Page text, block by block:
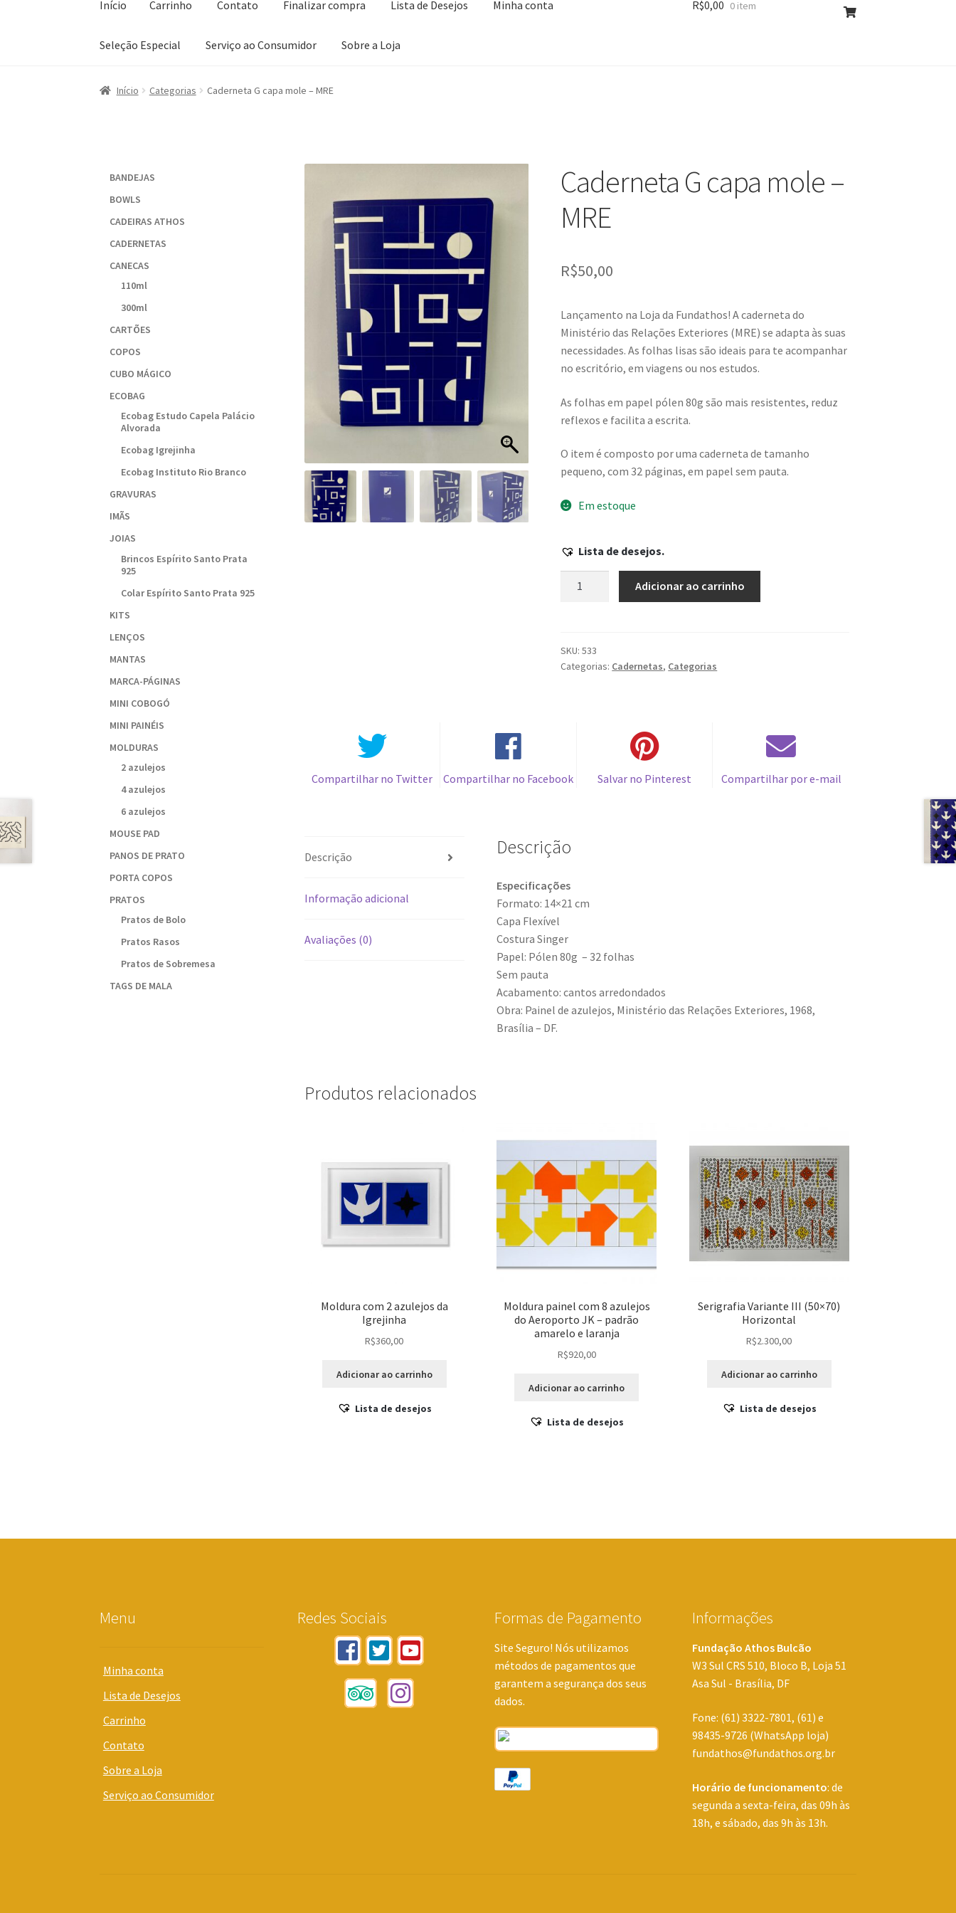
Início Carrinho Contato Finalizar compra Lista de Desejos Minha conta
Seleção Especial Serviço ao Consumidor Sobre a Loja
R$0,00 0 item
Início Categorias Caderneta G capa mole – MRE
Caderneta G capa mole –
MRE
R$50,00
Lançamento na Loja da Fundathos! A caderneta do
Ministério das Relações Exteriores (MRE) se adapta às suas
necessidades. As folhas lisas são ideais para te acompanhar
no escritório, em viagens ou nos estudos.
As folhas em papel pólen 80g são mais resistentes, reduz
reflexos e facilita a escrita.
O item é composto por uma caderneta de tamanho
pequeno, com 32 páginas, em papel sem pauta.
Em estoque
Lista de desejos.
-
MRE
Adicionar ao carrinho
SKU:533
Categorias: Cadernetas, Categorias
Compartilhar no Twitter Compartilhar no Facebook Salvar no Pinterest Compartilhar por e-mail
Descrição
Informação adicional
Avaliações (0)
Descrição
Especificações
Formato: 14×21 cm
Capa Flexível
Costura Singer
Papel: Pólen 80g – 32 folhas
Sem pauta
Acabamento: cantos arredondados
Obra: Painel de azulejos, Ministério das Relações Exteriores, 1968,
Brasília – DF.
Produtos relacionados
Moldura com 2 azulejos da
Igrejinha
R$360,00
Adicionar ao carrinho
Lista de desejos
Moldura painel com 8 azulejos
do Aeroporto JK – padrão
amarelo e laranja
R$920,00
Adicionar ao carrinho
Lista de desejos
Serigrafia Variante III (50×70)
Horizontal
R$2.300,00
Adicionar ao carrinho
Lista de desejos
BANDEJAS
BOWLS
CADEIRAS ATHOS
CADERNETAS
CANECAS
110ml
300ml
CARTÕES
COPOS
CUBO MÁGICO
ECOBAG
Ecobag Estudo Capela Palácio
Alvorada
Ecobag Igrejinha
Ecobag Instituto Rio Branco
GRAVURAS
IMÃS
JOIAS
Brincos Espírito Santo Prata
925
Colar Espírito Santo Prata 925
KITS
LENÇOS
MANTAS
MARCA-PÁGINAS
MINI COBOGÓ
MINI PAINÉIS
MOLDURAS
2 azulejos
4 azulejos
6 azulejos
MOUSE PAD
PANOS DE PRATO
PORTA COPOS
PRATOS
Pratos de Bolo
Pratos Rasos
Pratos de Sobremesa
TAGS DE MALA
Menu
Minha conta
Lista de Desejos
Carrinho
Contato
Sobre a Loja
Serviço ao Consumidor
Redes Sociais Formas de Pagamento
Site Seguro! Nós utilizamos
métodos de pagamentos que
garantem a segurança dos seus
dados.
Informações
Fundação Athos Bulcão
W3 Sul CRS 510, Bloco B, Loja 51
Asa Sul - Brasília, DF
Fone: (61) 3322-7801, (61) e
98435-9726 (WhatsApp loja)
fundathos@fundathos.org.br
Horário de funcionamento: de
segunda a sexta-feira, das 09h às
18h, e sábado, das 9h às 13h.